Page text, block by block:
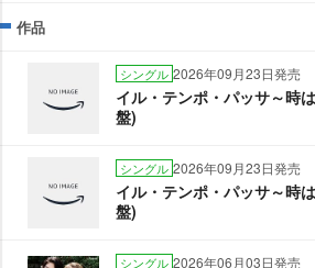
作品
シングル 2026年09月23日発売
イル・テンポ・パッサ～時
盤)
シングル 2026年09月23日発売
イル・テンポ・パッサ～時
盤)
シングル 2026年06月03日発売